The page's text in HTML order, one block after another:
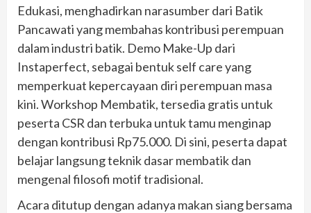
Edukasi, menghadirkan narasumber dari Batik
Pancawati yang membahas kontribusi perempuan
dalam industri batik. Demo Make-Up dari
Instaperfect, sebagai bentuk self care yang
memperkuat kepercayaan diri perempuan masa
kini. Workshop Membatik, tersedia gratis untuk
peserta CSR dan terbuka untuk tamu menginap
dengan kontribusi Rp75.000. Di sini, peserta dapat
belajar langsung teknik dasar membatik dan
mengenal filosofi motif tradisional.
Acara ditutup dengan adanya makan siang bersama